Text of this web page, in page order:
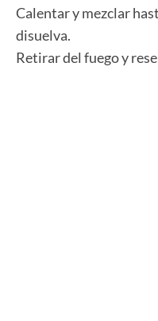
Calentar y mezclar
disuelva.
Retirar del fuego y